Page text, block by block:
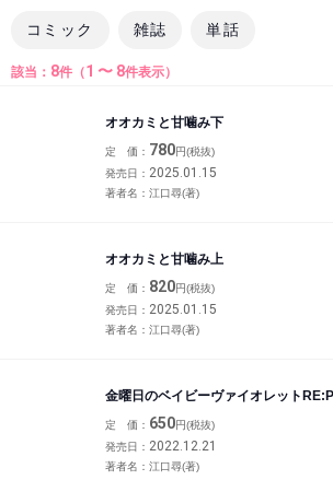
コミック 雑誌 単話
該当： 8件（1 〜 8件表示）
オオカミと甘噛み下
定 価： 780円(税抜)
発売日： 2025.01.15
著者名： 江口尋(著)
オオカミと甘噛み上
定 価： 820円(税抜)
発売日： 2025.01.15
著者名： 江口尋(著)
金曜日のベイビーヴァイオレット
定 価： 650円(税抜)
発売日： 2022.12.21
著者名： 江口尋(著)